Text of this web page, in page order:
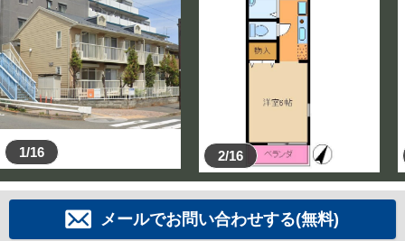
1/16 2/16
メールでお問い合わせする(無料)